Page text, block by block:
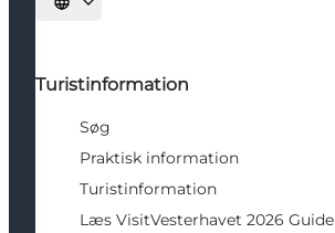
Vælg sprog
Turistinformation
Søg
Praktisk information
Turistinformation
Læs VisitVesterhavet 2026 Guide